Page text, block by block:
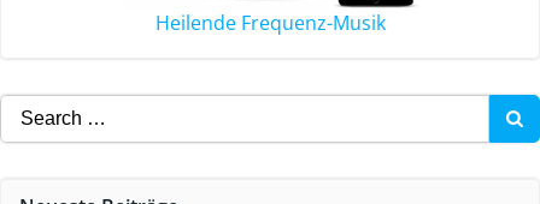
Heilende Frequenz-Musik